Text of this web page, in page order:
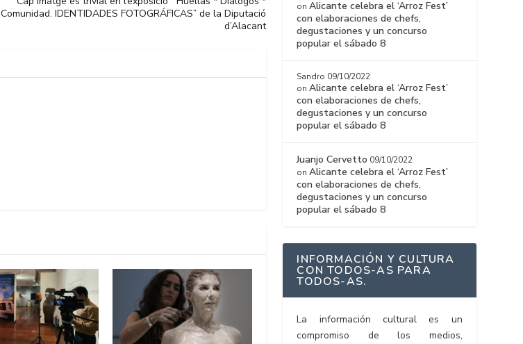
Comunidad. IDENTIDADES FOTOGRÁFICAS” de la Diputació
d’Alacant
onAlicante celebra el ‘Arroz Fest’
con elaboraciones de chefs,
degustaciones y un concurso
popular el sábado 8
Sandro 09/10/2022
onAlicante celebra el ‘Arroz Fest’
con elaboraciones de chefs,
degustaciones y un concurso
popular el sábado 8
Juanjo Cervetto 09/10/2022
onAlicante celebra el ‘Arroz Fest’
con elaboraciones de chefs,
degustaciones y un concurso
popular el sábado 8
INFORMACIÓN Y CULTURA
CON TODOS-AS PARA
TODOS-AS.
La información cultural es un
compromiso de los medios,